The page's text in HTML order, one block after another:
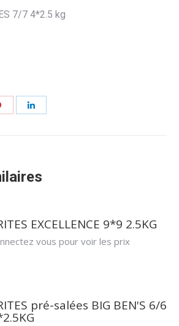
7/7 4*2.5 kg
Partager
EXCELLENCE 9*9 2.5KG
vous pour voir les prix
pré-salées BIG BEN'S 6/6